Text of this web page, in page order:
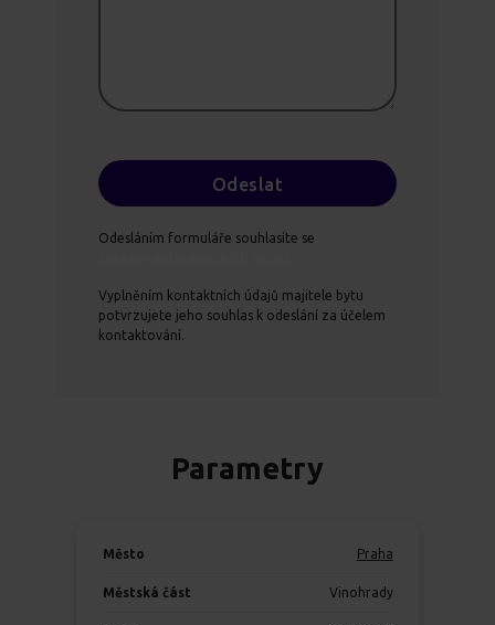
Odesláním formuláře souhlasíte se
Vyplněním kontaktních údajů majitele bytu
potvrzujete jeho souhlas k odeslání za účelem
kontaktování.
Parametry
Město Praha
Městská část Vinohrady